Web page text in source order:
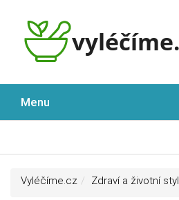
Menu
Vyléčíme.cz Zdraví a životní styl